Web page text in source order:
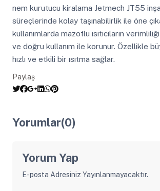
nem kurutucu kiralama Jetmech JT55
süreçlerinde kolay taşınabilirlik ile öne
kullanımlarda mazotlu ısıtıcıların
ve doğru kullanım ile korunur. Özellikle
hızlı ve etkili bir ısıtma sağlar.
Paylaş
Yorumlar(0)
Yorum Yap
E-posta Adresiniz Yayınlanmayacaktır.